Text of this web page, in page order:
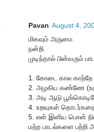
Pavan August 4,
மிகவும் அருமை.
நன்றி.
முடிந்தால் பின்வரும்
1. கோடை கால
2. அழகிய கண்ணே
3. அடி ஆடு
4. உறவுகள்
5. என் இனிய பொன்
மற்ற பாடல்களை பற்றி